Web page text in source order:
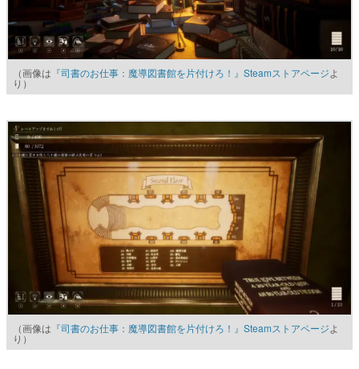
（画像は 『司書のお仕事：魔導図書館を片付けろ！』Steamストアページよ
り）
（画像は 『司書のお仕事：魔導図書館を片付けろ！』Steamストアページよ
り）